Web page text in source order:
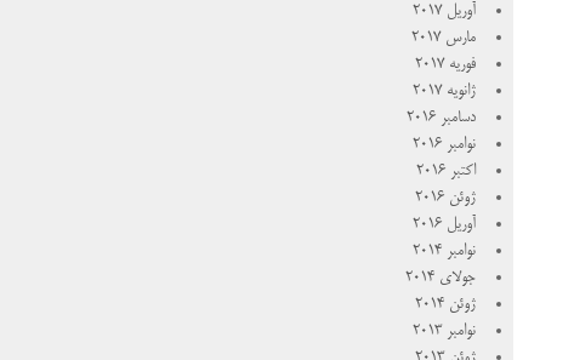
آوریل 2017
مارس 2017
فوریه 2017
ژانویه 2017
دسامبر 2016
نوامبر 2016
اکتبر 2016
ژوئن 2016
آوریل 2016
نوامبر 2014
جولای 2014
ژوئن 2014
نوامبر 2013